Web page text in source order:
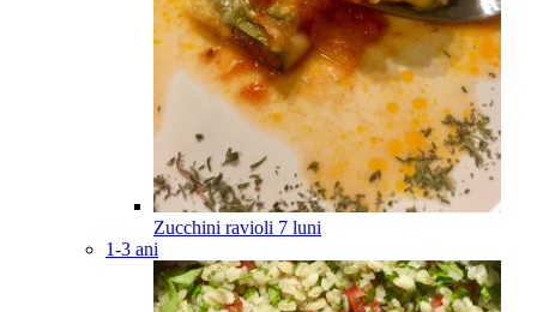
Zucchini ravioli 7 luni
1-3 ani